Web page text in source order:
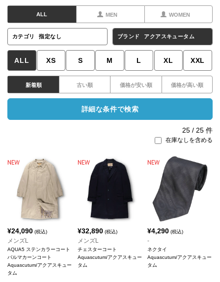
ALL MEN WOMEN
カテゴリ 指定なし ブランド アクアスキュータム
ALL XS S M L XL XXL
新着順 古い順 価格が安い順 価格が高い順
詳細な条件で検索
25 / 25 件
在庫なしを含める
¥24,090 (税込)
メンズL
AQUA5 ステンカラーコート
バルマカーンコート
Aquascutum/アクアスキュー
タム
¥32,890(税込)
メンズL
チェスターコート
Aquascutum/アクアスキュー
タム
¥4,290 (税込)
-
ネクタイ
Aquascutum/アクアスキュー
タム